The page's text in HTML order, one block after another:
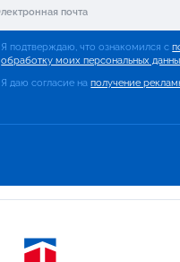
Я подтверждаю, что ознакомился с
обработку моих персональных
Я даю согласие наполучение